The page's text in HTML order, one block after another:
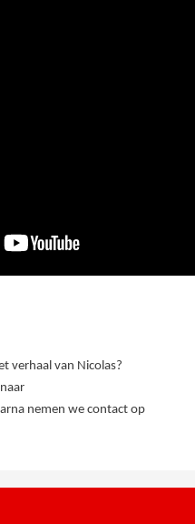
verhaal van Nicolas?
nemen we contact op